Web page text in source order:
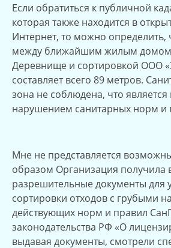
Если обратиться к публичной
которая также находится в
Интернет, то можно определить,
между ближайшим жилым домом
Деревнище и сортировкой ООО
составляет всего 89 метров.
зона не соблюдена, что
нарушением санитарных норм и
Мне не представляется
образом Организация получила
разрешительные документы для
сортировки отходов с грубыми
действующих норм и правил
законодательства РФ «О
выдавая документы, смотрели